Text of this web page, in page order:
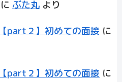
に ぶた丸 より
part２】初めての面接 に
part２】初めての面接 に